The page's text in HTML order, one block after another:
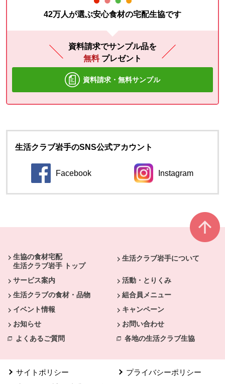
42万人が選ぶ安心食材の宅配生協です
資料請求でサンプル品を
無料 プレゼント
資料請求・無料サンプル
生活クラブ岩手のSNS公式アカウント
Facebook Instagram
生協の食材宅配
生活クラブ岩手 トップ
生活クラブ岩手について
サービス案内
活動・とりくみ
生活クラブの食材・品物
組合員メニュー
イベント情報
キャンペーン
お知らせ
お問い合わせ
よくあるご質問
各地の生活クラブ生協
サイトポリシー
プライバシーポリシー